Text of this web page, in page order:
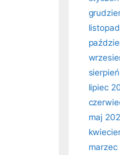
lipiec
maj